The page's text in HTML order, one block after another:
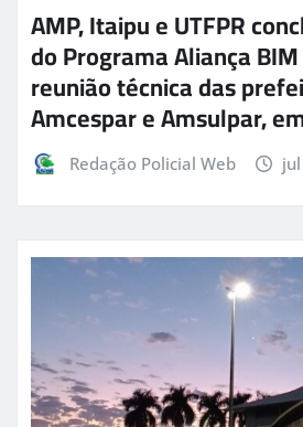
AMP, Itaipu e UTFPR
do Programa Aliança
reunião técnica das
Amcespar e Amsulpar,
Redação Policial Web